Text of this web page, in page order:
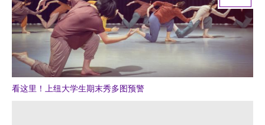
看这里！上纽大学生期末秀多图预警